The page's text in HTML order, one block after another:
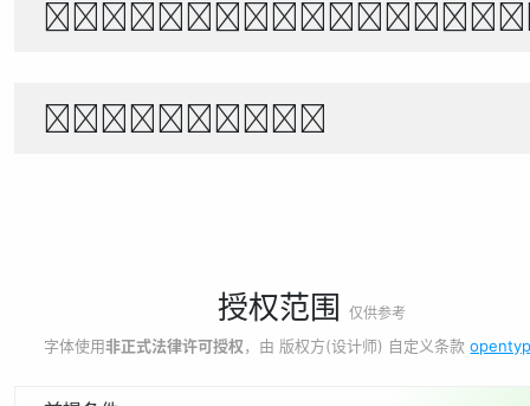
世界宇宙浩瀚無垠，科技創新永無止
1234567890
授权范围 仅供参考
字体使用非正式法律许可授权，由 版权方(设计师) 自定义条款